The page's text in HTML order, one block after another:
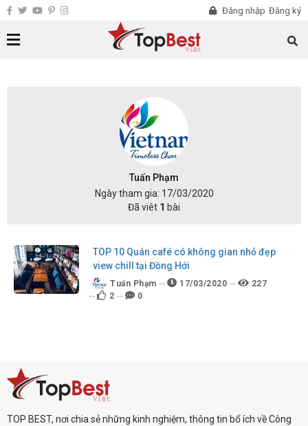
Đăng nhập Đăng ký
Tuấn Phạm
Ngày tham gia: 17/03/2020
Đã viêt 1 bài
TOP 10 Quán café có không gian nhỏ đẹp
view chill tại Đồng Hới
Tuấn Phạm 17/03/2020
227
2
0
TOP BEST, nơi chia sẻ những kinh nghiệm, thông tin bổ ích về Công